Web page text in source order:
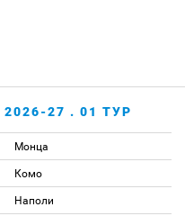
27 . 01 ТУР
Монца
Комо
Наполи